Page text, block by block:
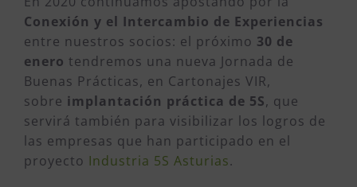
Conexión y el Intercambio de Experiencias
entre nuestros socios: el próximo 30 de
enero tendremos una nueva Jornada de
Buenas Prácticas, en Cartonajes VIR,
sobre implantación práctica de 5S, que
servirá también para visibilizar los logros de
las empresas que han participado en el
proyecto Industria 5S Asturias.